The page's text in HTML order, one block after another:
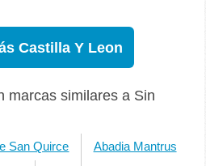
Castilla Y Leon
marcas similares a Sin
San Quirce Abadia Mantrus